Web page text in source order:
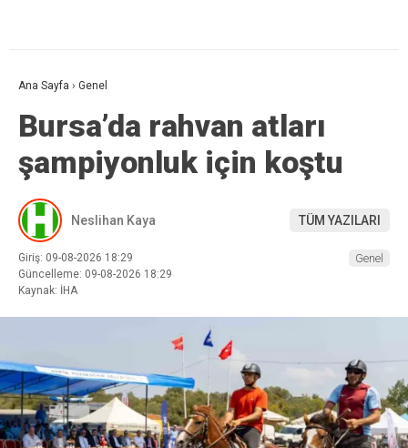
Ana Sayfa › Genel
Bursa’da rahvan atları
şampiyonluk için koştu
Neslihan Kaya TÜM YAZILARI
Giriş: 09-08-2026 18:29
Güncelleme: 09-08-2026 18:29
Kaynak: İHA
Genel